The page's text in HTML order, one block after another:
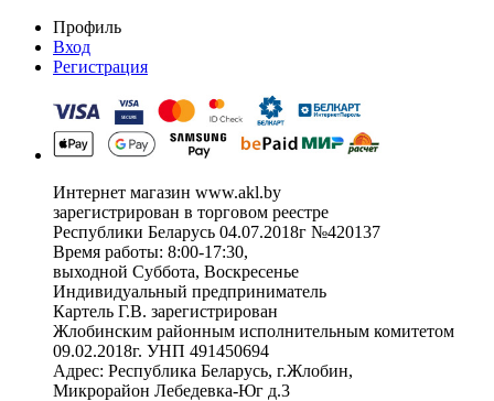
Профиль
Вход
Регистрация
Интернет магазин www.akl.by
зарегистрирован в торговом реестре
Республики Беларусь 04.07.2018г №420137
Время работы: 8:00-17:30,
выходной Суббота, Воскресенье
Индивидуальный предприниматель
Картель Г.В. зарегистрирован
Жлобинским районным исполнительным комитетом
09.02.2018г. УНП 491450694
Адрес: Республика Беларусь, г.Жлобин,
Микрорайон Лебедевка-Юг д.3